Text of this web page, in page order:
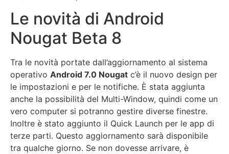
Le novità di Android
Nougat Beta 8
Tra le novità portate dall’aggiornamento al sistema
operativo Android 7.0 Nougat c’è il nuovo design per
le impostazioni e per le notifiche. È stata aggiunta
anche la possibilità del Multi-Window, quindi come un
vero computer si potranno gestire diverse finestre.
Inoltre è stato aggiunto il Quick Launch per le app di
terze parti. Questo aggiornamento sarà disponibile
tra qualche giorno. Se non dovesse arrivare, è